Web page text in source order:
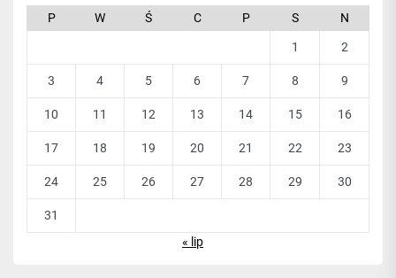
P W Ś C P S N
1 2
3 4 5 6 7 8 9
10 11 12 13 14 15 16
17 18 19 20 21 22 23
24 25 26 27 28 29 30
31
« lip